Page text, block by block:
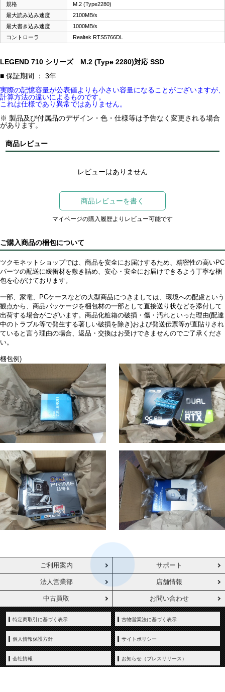
規格
M.2 (Type2280)
最大読み込み速度
2100MB/s
最大書き込み速度
1000MB/s
コントローラ
Realtek RTS5766DL
LEGEND 710 シリーズ M.2 (Type 2280)対応 SSD
■ 保証期間 ： 3年
実際の記憶容量が公表値よりも小さい容量になることがございますが、
計算方法の違いによるものです。
これは仕様であり異常ではありません。
※ 製品及び付属品のデザイン・色・仕様等は予告なく変更される場合
があります。
商品レビュー
レビューはありません
商品レビューを書く
マイページの購入履歴よりレビュー可能です
ご購入商品の梱包について
ツクモネットショップでは、商品を安全にお届けするため、精密性の高いPC
パーツの配送に緩衝材を敷き詰め、安心・安全にお届けできるよう丁寧な梱
包を心がけております。
一部、家電、PCケースなどの大型商品につきましては、環境への配慮という
観点から、商品パッケージを梱包材の一部として直接送り状などを添付して
出荷する場合がございます。商品化粧箱の破損・傷・汚れといった理由(配達
中のトラブル等で発生する著しい破損を除き)および発送伝票等が直貼りされ
ていると言う理由の場合、返品・交換はお受けできませんのでご了承くださ
い。
梱包例)
ご利用案内 サポート
法人営業部 店舗情報
中古買取 お問い合わせ
特定商取引に基づく表示 古物営業法に基づく表示
個人情報保護方針 サイトポリシー
会社情報 お知らせ（プレスリリース）